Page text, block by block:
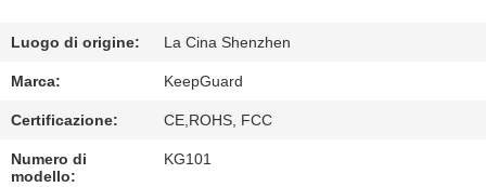
CONTROLLO
DELLA
QUALITÀ
Luogo di origine: La Cina Shenzhen
Marca: KeepGuard
Certificazione: CE,ROHS, FCC
Numero di
modello:
KG101